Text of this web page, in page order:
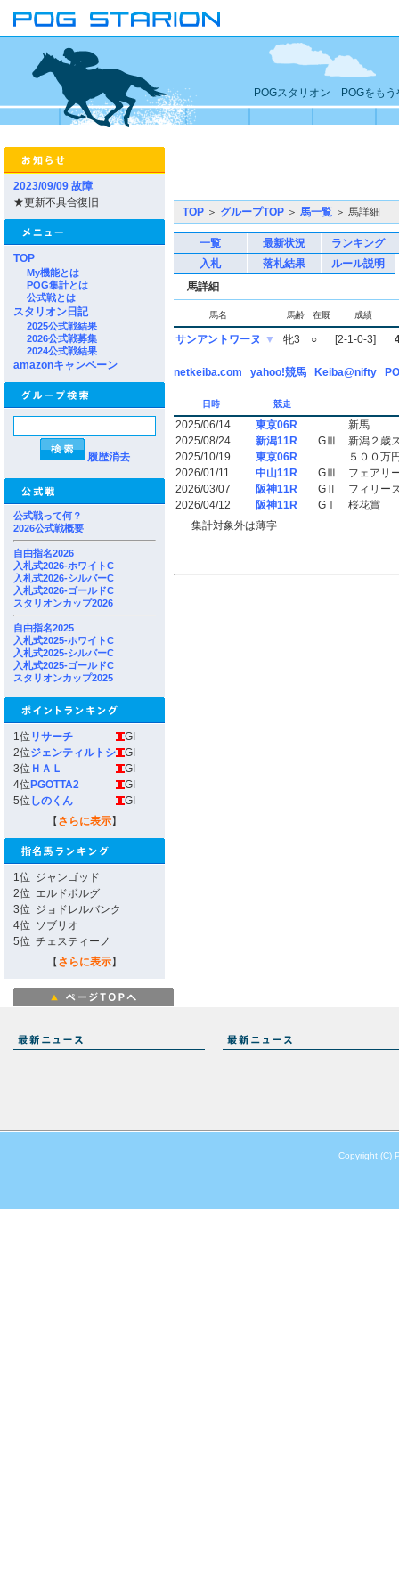
POGスタリオン POGをもう
2023/09/09 故障
★更新不具合復旧
TOP
My機能とは
POG集計とは
公式戦とは
スタリオン日記
2025公式戦結果
2026公式戦募集
2024公式戦結果
amazonキャンペーン
履歴消去
公式戦って何？
2026公式戦概要
自由指名2026
入札式2026-ホワイトC
入札式2026-シルバーC
入札式2026-ゴールドC
スタリオンカップ2026
自由指名2025
入札式2025-ホワイトC
入札式2025-シルバーC
入札式2025-ゴールドC
スタリオンカップ2025
1位 リサーチ
GI
2位ジェンティルトシ
GI
3位 ＨＡＬ
GI
4位 PGOTTA2
GI
5位 しのくん
GI
【 さらに表示】
1位 ジャンゴッド
2位 エルドボルグ
3位 ジョドレルバンク
4位 ソブリオ
5位 チェスティーノ
【 さらに表示】
TOP ＞ グループTOP ＞ 馬一覧 ＞ 馬詳細
一覧 最新状況
ランキング
入札
落札結果
ルール説明
馬詳細
馬名 馬齢 在厩 成績
サンアントワーヌ ▼ 牝3 ○ [2-1-0-3]
netkeiba.com yahoo!競馬 Keiba@nifty
日時 競走
2025/06/14 東京06R
新馬
2025/08/24
新潟11R GⅢ
新潟２歳
2025/10/19
東京06R
５００万
2026/01/11
中山11R GⅢ
フェアリ
2026/03/07
阪神11R GⅡ
フィリー
2026/04/12
阪神11R GⅠ
桜花賞
集計対象外は薄字
Copyright (C)